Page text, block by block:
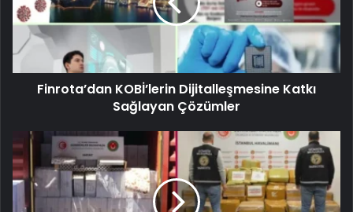
Finrota’dan KOBİ’lerin Dijitalleşmesine Katkı
Sağlayan Çözümler